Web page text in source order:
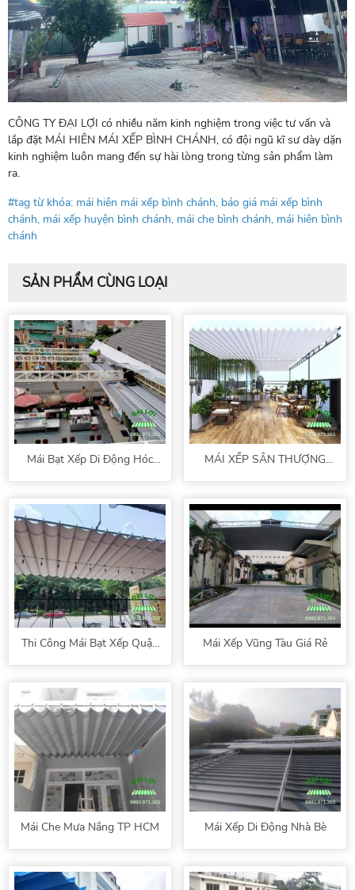
CÔNG TY ĐẠI LỢI có nhiều năm kinh nghiệm trong việc tư vấn và
lắp đặt MÁI HIÊN MÁI XẾP BÌNH CHÁNH, có đội ngũ kĩ sư dày dặn
kinh nghiệm luôn mang đến sự hài lòng trong từng sản phẩm làm
ra.
#tag từ khóa: mái hiên mái xếp bình chánh, báo giá mái xếp bình
chánh, mái xếp huyện bình chánh, mái che bình chánh, mái hiên bình
chánh
SẢN PHẨM CÙNG LOẠI
Mái Bạt Xếp Di Động Hóc
MÁI XẾP SÂN THƯỢNG
Thi Công Mái Bạt Xếp Quận
Mái Xếp Vũng Tàu Giá Rẻ
Mái Che Mưa Nắng TP HCM Mái Xếp Di Động Nhà Bè